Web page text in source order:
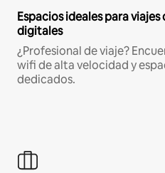
Espacios ideales para
digitales
¿Profesional de viaje?
wifi de alta velocidad y
dedicados.